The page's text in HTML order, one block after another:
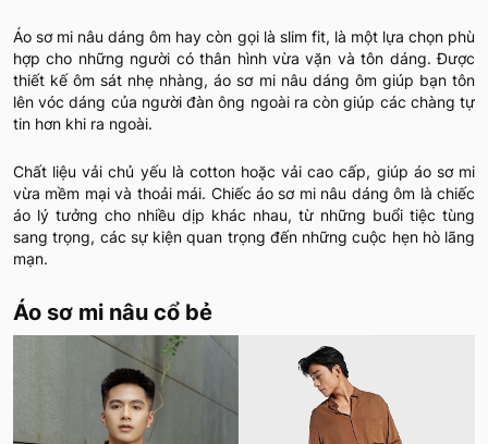
Áo sơ mi nâu dáng ôm hay còn gọi là slim fit, là một lựa chọn phù
hợp cho những người có thân hình vừa vặn và tôn dáng. Được
thiết kế ôm sát nhẹ nhàng, áo sơ mi nâu dáng ôm giúp bạn tôn
lên vóc dáng của người đàn ông ngoài ra còn giúp các chàng tự
tin hơn khi ra ngoài.
Chất liệu vải chủ yếu là cotton hoặc vải cao cấp, giúp áo sơ mi
vừa mềm mại và thoải mái. Chiếc áo sơ mi nâu dáng ôm là chiếc
áo lý tưởng cho nhiều dịp khác nhau, từ những buổi tiệc tùng
sang trọng, các sự kiện quan trọng đến những cuộc hẹn hò lãng
mạn.
Áo sơ mi nâu cổ bẻ